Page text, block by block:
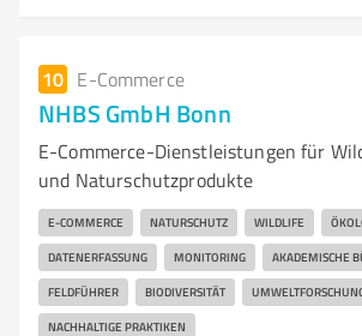
10 E-Commerce
NHBS GmbH Bonn
E-Commerce-Dienstleistungen für
und Naturschutzprodukte
E-COMMERCE NATURSCHUTZ WILDLIFE
DATENERFASSUNG MONITORING AKADEMISCHE
FELDFÜHRER BIODIVERSITÄT
NACHHALTIGE PRAKTIKEN